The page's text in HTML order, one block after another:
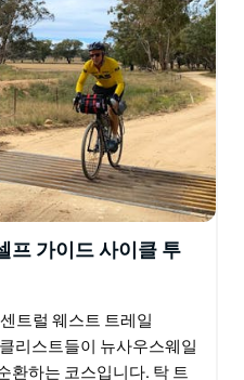
프 가이드 사이클 투
트럴 웨스트 트레일
리스트들이 뉴사우스웨일
환하는 코스입니다. 탁 트